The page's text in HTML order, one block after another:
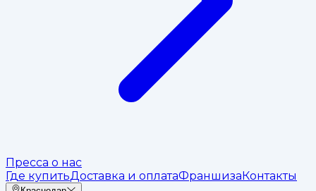
Пресса о нас
Где купитьДоставка и оплатаФраншизаКонтакты